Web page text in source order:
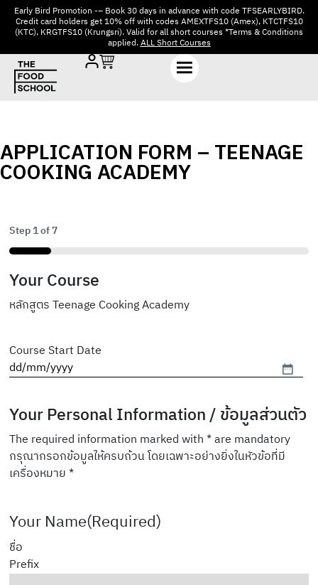
Early Bird Promotion -– Book 30 days in advance with code TFSEARLYBIRD.
Credit card holders get 10% off with codes AMEXTFS10 (Amex), KTCTFS10
(KTC), KRGTFS10 (Krungsri). Valid for all short courses *Terms & Conditions
applied.ALL Short Courses
APPLICATION FORM – TEENAGE
COOKING ACADEMY
Step1of7
14%
Your Course
หลักสูตร Teenage Cooking Academy
Course Start Date
Your Personal Information / ข้อมูลส่วนตัว
The required information marked with * are mandatory
กรุณากรอกข้อมูลให้ครบถ้วน โดยเฉพาะอย่างยิ่งในหัวข้อที่มี
เครื่องหมาย *
Your Name(Required)
ชื่อ
Prefix